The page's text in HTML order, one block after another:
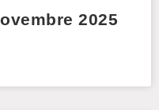
2025